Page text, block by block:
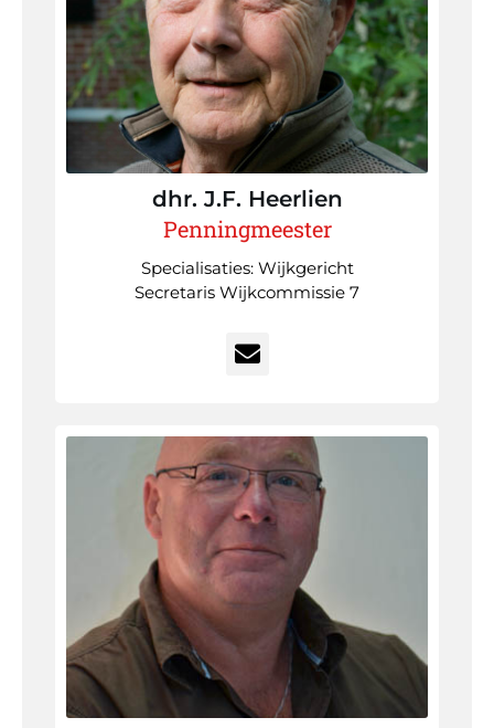
dhr. J.F. Heerlien
Penningmeester
Specialisaties: Wijkgericht
Secretaris Wijkcommissie 7